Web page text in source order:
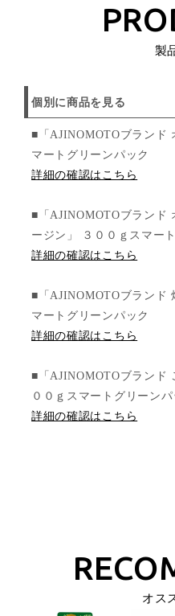
製
個別に商品を見る
■「AJINOMOTOブランド
マートグリーンパック
詳細の確認はこちら
■「AJINOMOTOブランド
ージン」 ３００ｇスマー
詳細の確認はこちら
■「AJINOMOTOブランド
マートグリーンパック
詳細の確認はこちら
■「AJINOMOTOブランド
００ｇスマートグリーンパ
詳細の確認はこちら
オス